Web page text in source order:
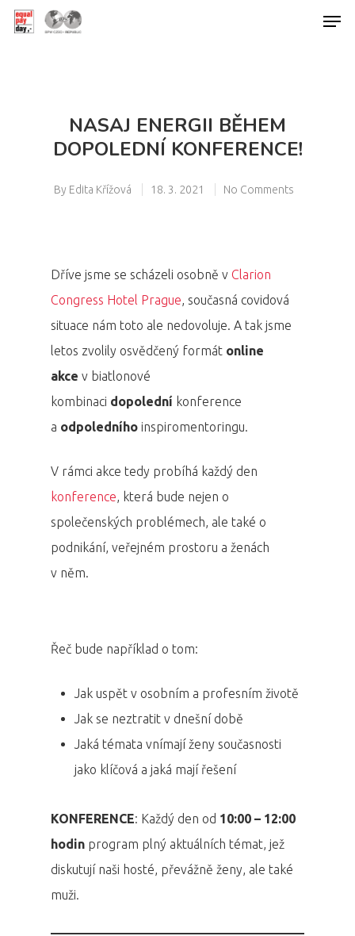
NASAJ ENERGII BĚHEM
DOPOLEDNÍ KONFERENCE!
By Edita Křížová 18. 3. 2021 No Comments
Dříve jsme se scházeli osobně v Clarion
Congress Hotel Prague, současná covidová
situace nám toto ale nedovoluje. A tak jsme
letos zvolily osvědčený formát online
akce v biatlonové
kombinaci dopolední konference
a odpoledního inspiromentoringu.
V rámci akce tedy probíhá každý den
konference, která bude nejen o
společenských problémech, ale také o
podnikání, veřejném prostoru a ženách
v něm.
Řeč bude například o tom:
Jak uspět v osobním a profesním životě
Jak se neztratit v dnešní době
Jaká témata vnímají ženy současnosti
jako klíčová a jaká mají řešení
KONFERENCE: Každý den od 10:00 – 12:00
hodin program plný aktuálních témat, jež
diskutují naši hosté, převážně ženy, ale také
muži.